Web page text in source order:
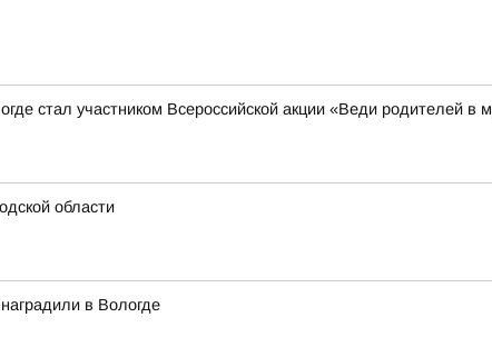
стал участником Всероссийской акции «Веди родителей в
области
в Вологде